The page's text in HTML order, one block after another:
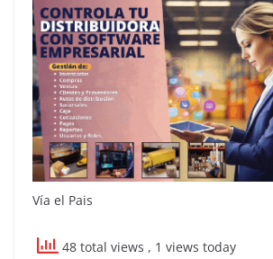
Vía el Pais
48 total views , 1 views today